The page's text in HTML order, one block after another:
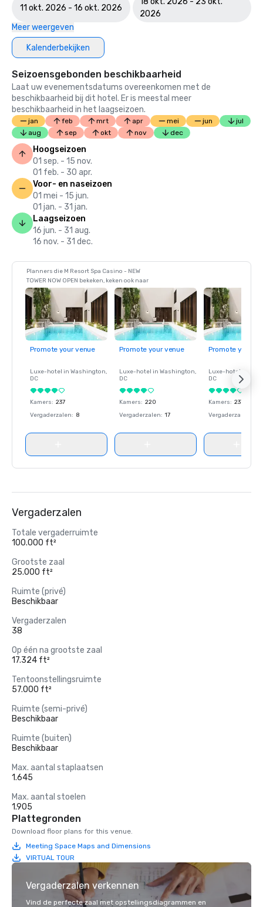
11 okt. 2026 - 16 okt. 2026
2026
Meer weergeven
Kalenderbekijken
Seizoensgebonden beschikbaarheid
Laat uw evenementsdatums overeenkomen met de
beschikbaarheid bij dit hotel. Er is meestal meer
beschikbaarheid in het laagseizoen.
jan feb mrt apr mei jun
jul
aug
sep okt nov dec
Hoogseizoen
01 sep. - 15 nov.
01 feb. - 30 apr.
Voor- en naseizoen
01 mei - 15 jun.
01 jan. - 31 jan.
Laagseizoen
16 jun. - 31 aug.
16 nov. - 31 dec.
Planners die M Resort Spa Casino - NEW
TOWER NOW OPEN bekeken, keken ook naar
Promote your venue
Luxe-hotel in Washington,
DC
Kamers: 237
Vergaderzalen: 8
Promote your venue
Luxe-hotel in Washington,
DC
Kamers: 220
Vergaderzalen: 17
Promote your
Luxe-hotel in
DC
Kamers: 237
Vergaderzalen
Vergaderzalen
Totale vergaderruimte
100.000 ft²
Grootste zaal
25.000 ft²
Ruimte (privé)
Beschikbaar
Vergaderzalen
38
Op één na grootste zaal
17.324 ft²
Tentoonstellingsruimte
57.000 ft²
Ruimte (semi-privé)
Beschikbaar
Ruimte (buiten)
Beschikbaar
Max. aantal staplaatsen
1.645
Max. aantal stoelen
1.905
Plattegronden
Download floor plans for this venue.
Meeting Space Maps and Dimensions
VIRTUAL TOUR
Vergaderzalen verkennen
Vind de perfecte zaal met opstellingsdiagrammen en